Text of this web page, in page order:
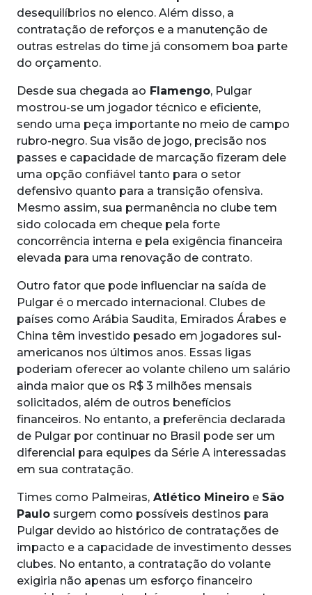
desequilíbrios no elenco. Além disso, a
contratação de reforços e a manutenção de
outras estrelas do time já consomem boa parte
do orçamento.
Desde sua chegada ao Flamengo, Pulgar
mostrou-se um jogador técnico e eficiente,
sendo uma peça importante no meio de campo
rubro-negro. Sua visão de jogo, precisão nos
passes e capacidade de marcação fizeram dele
uma opção confiável tanto para o setor
defensivo quanto para a transição ofensiva.
Mesmo assim, sua permanência no clube tem
sido colocada em cheque pela forte
concorrência interna e pela exigência financeira
elevada para uma renovação de contrato.
Outro fator que pode influenciar na saída de
Pulgar é o mercado internacional. Clubes de
países como Arábia Saudita, Emirados Árabes e
China têm investido pesado em jogadores sul-
americanos nos últimos anos. Essas ligas
poderiam oferecer ao volante chileno um salário
ainda maior que os R$ 3 milhões mensais
solicitados, além de outros benefícios
financeiros. No entanto, a preferência declarada
de Pulgar por continuar no Brasil pode ser um
diferencial para equipes da Série A interessadas
em sua contratação.
Times como Palmeiras, Atlético Mineiro e São
Paulo surgem como possíveis destinos para
Pulgar devido ao histórico de contratações de
impacto e a capacidade de investimento desses
clubes. No entanto, a contratação do volante
exigiria não apenas um esforço financeiro